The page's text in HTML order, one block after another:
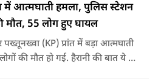
में आत्मघाती हमला, पुलिस स्टेशन
मौत, 55 लोग हुए घायल
पख्तूनख्वा (KP) प्रांत में बड़ा आत्मघाती
की मौत हो गई. हैरानी की बात ये है